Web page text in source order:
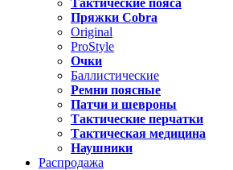
Тактические пояса
Пряжки Cobra
Original
ProStyle
Очки
Баллистические
Ремни поясные
Патчи и шевроны
Тактические перчатки
Тактическая медицина
Наушники
Распродажа